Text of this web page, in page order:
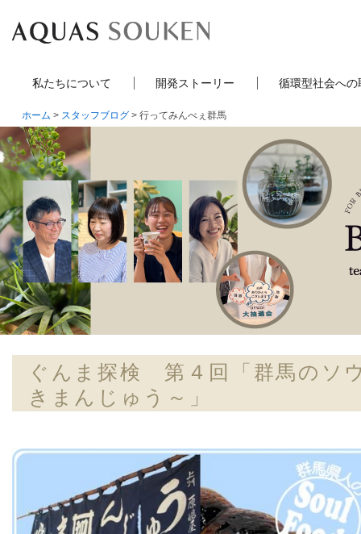
私たちについて 開発ストーリー 循環型社会への
ホーム > スタッフブログ > 行ってみんべぇ群馬
ぐんま探検 第４回「群馬のソ
きまんじゅう～」